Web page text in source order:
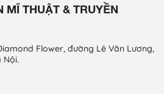
MĨ THUẬT & TRUYỀN
Flower, đường Lê Văn Lương,
Nội.